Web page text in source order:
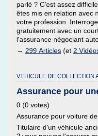
parlé ? C'est assez
êtes mis en relation avec
votre profession.
gratuitement avec un
l'assurance négociant
→ 299 Articles (et 2
VEHICULE DE COLLECTION
Assurance pour
0 (0 votes)
Assurance pour voiture
Titulaire d'un véhicule